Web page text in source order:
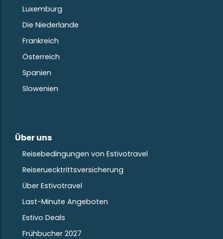
Luxemburg
Die Niederlande
Frankreich
Österreich
Spanien
Slowenien
Über uns
Reisebedingungen von Estivotravel
Reiseruecktrittsversicherung
Über Estivotravel
Last-Minute Angeboten
Estivo Deals
Frühbucher 2027